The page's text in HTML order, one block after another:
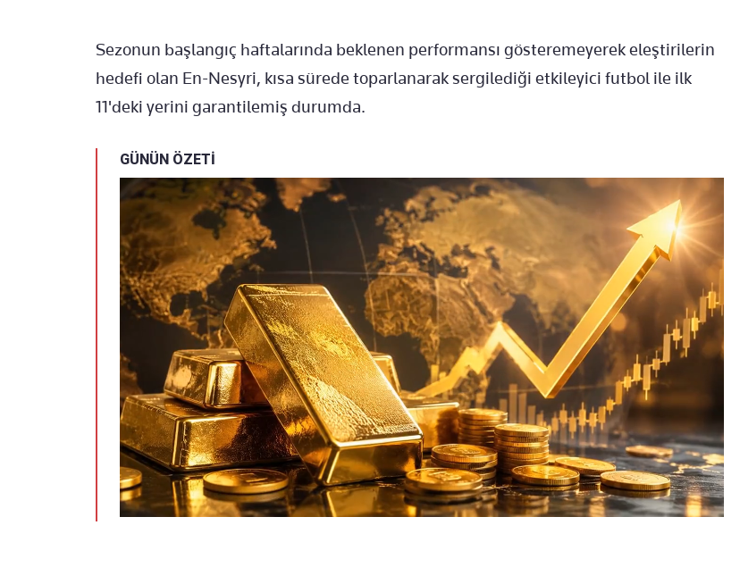
Sezonun başlangıç haftalarında beklenen performansı gösteremeyerek eleştirilerin
hedefi olan En-Nesyri, kısa sürede toparlanarak sergilediği etkileyici futbol ile ilk
11'deki yerini garantilemiş durumda.
GÜNÜN ÖZETİ